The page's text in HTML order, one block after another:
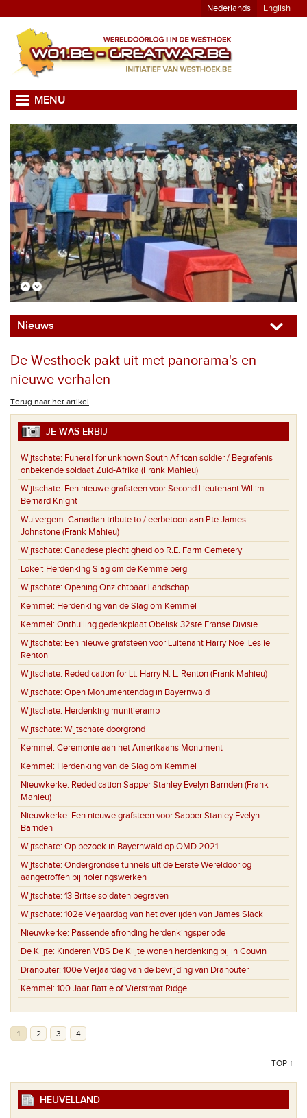
Nederlands English
MENU
Nieuws
De Westhoek pakt uit met panorama's en
nieuwe verhalen
Terug naar het artikel
JE WAS ERBIJ
Wijtschate: Funeral for unknown South African soldier / Begrafenis
onbekende soldaat Zuid-Afrika (Frank Mahieu)
Wijtschate: Een nieuwe grafsteen voor Second Lieutenant Willim
Bernard Knight
Wulvergem: Canadian tribute to / eerbetoon aan Pte.James
Johnstone (Frank Mahieu)
Wijtschate: Canadese plechtigheid op R.E. Farm Cemetery
Loker: Herdenking Slag om de Kemmelberg
Wijtschate: Opening Onzichtbaar Landschap
Kemmel: Herdenking van de Slag om Kemmel
Kemmel: Onthulling gedenkplaat Obelisk 32ste Franse Divisie
Wijtschate: Een nieuwe grafsteen voor Luitenant Harry Noel Leslie
Renton
Wijtschate: Rededication for Lt. Harry N. L. Renton (Frank Mahieu)
Wijtschate: Open Monumentendag in Bayernwald
Wijtschate: Herdenking munitieramp
Wijtschate: Wijtschate doorgrond
Kemmel: Ceremonie aan het Amerikaans Monument
Kemmel: Herdenking van de Slag om Kemmel
Nieuwkerke: Rededication Sapper Stanley Evelyn Barnden (Frank
Mahieu)
Nieuwkerke: Een nieuwe grafsteen voor Sapper Stanley Evelyn
Barnden
Wijtschate: Op bezoek in Bayernwald op OMD 2021
Wijtschate: Ondergrondse tunnels uit de Eerste Wereldoorlog
aangetroffen bij rioleringswerken
Wijtschate: 13 Britse soldaten begraven
Wijtschate: 102e Verjaardag van het overlijden van James Slack
Nieuwkerke: Passende afronding herdenkingsperiode
De Klijte: Kinderen VBS De Klijte wonen herdenking bij in Couvin
Dranouter: 100e Verjaardag van de bevrijding van Dranouter
Kemmel: 100 Jaar Battle of Vierstraat Ridge
1 2 3 4
TOP ↑
HEUVELLAND